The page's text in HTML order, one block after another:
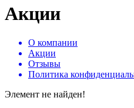
Акции
О компании
Акции
Отзывы
Политика
Элемент не найден!